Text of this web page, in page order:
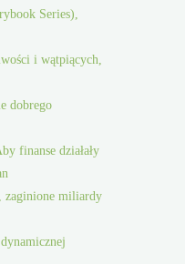
Series),
i wątpiących,
dobrego
finanse działały
zaginione miliardy